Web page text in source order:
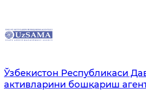
Ўзбекистон Республикаси
активларини бошқариш